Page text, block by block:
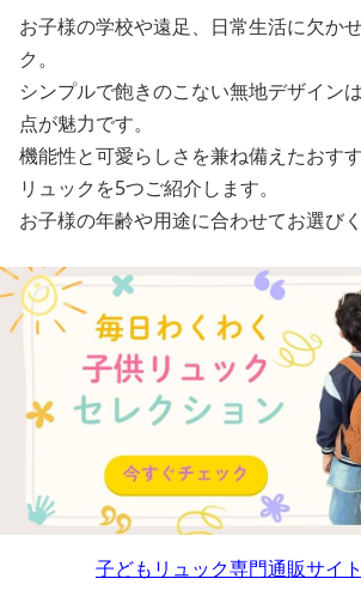
お子様の学校や遠足、日常生活に欠か
ク。
シンプルで飽きのこない無地デザイン
点が魅力です。
機能性と可愛らしさを兼ね備えたおす
リュックを5つご紹介します。
お子様の年齢や用途に合わせてお選びく
子どもリュック専門通販サイ